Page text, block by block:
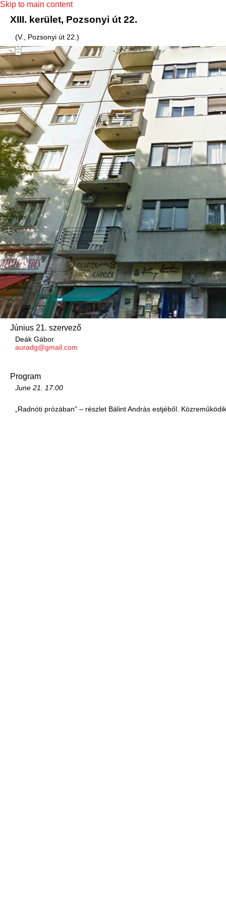
Skip to main content
XIII. kerület, Pozsonyi út 22.
(V., Pozsonyi út 22.)
Június 21. szervező
Deák Gábor
auradg@gmail.com
Program
June 21. 17:00
„Radnóti prózában” – részlet Bálint András estjéből.